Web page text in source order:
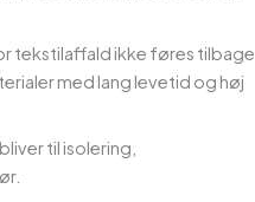
tekstilaffald ikke føres tilbage
med lang levetid og høj
til isolering,